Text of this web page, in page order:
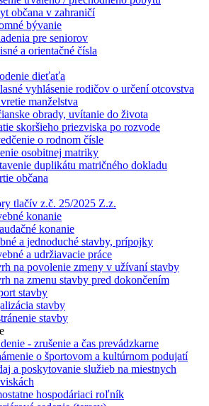
občana v zahraničí
bývanie
pre seniorov
a orientačné čísla
dieťaťa
vyhlásenie rodičov o určení otcovstva
manželstva
obrady, uvítanie do života
skoršieho priezviska po rozvode
o rodnom čísle
osobitnej matriky
duplikátu matričného dokladu
občana
tlačív z.č. 25/2025 Z.z.
konanie
konanie
a jednoduché stavby, prípojky
a udržiavacie práce
na povolenie zmeny v užívaní stavby
na zmenu stavby pred dokončením
stavby
stavby
stavby
- zrušenie a čas prevádzkarne
o športovom a kultúrnom podujatí
a poskytovanie služieb na miestnych
hospodáriaci roľník